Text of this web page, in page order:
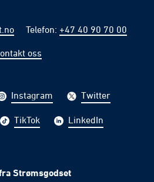
Telefon: +47 40 90 70 00
oss
Instagram Twitter
TikTok LinkedIn
Strømsgodset